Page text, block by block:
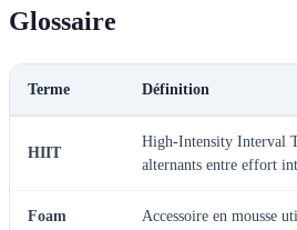
Glossaire
Terme Définition
HIIT
High-Intensity Interval
alternants entre effort
Foam
Accessoire en mousse